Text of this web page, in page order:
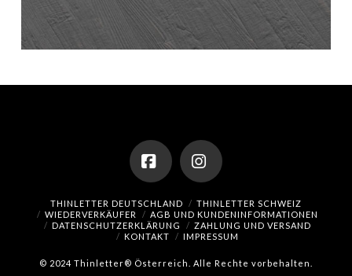
FacebookInstagram
THINLETTER DEUTSCHLAND
THINLETTER SCHWEIZ
WIEDERVERKÄUFER
AGB UND KUNDENINFORMATIONEN
DATENSCHUTZERKLÄRUNG
ZAHLUNG UND VERSAND
KONTAKT
IMPRESSUM
© 2024 Thinletter® Österreich. Alle Rechte vorbehalten.